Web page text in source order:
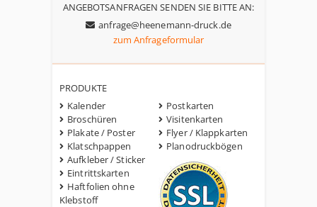
ANGEBOTSANFRAGEN SENDEN SIE BITTE AN:
anfrage@heenemann-druck.de
zum Anfrageformular
PRODUKTE
Kalender
Broschüren
Plakate / Poster
Klatschpappen
Aufkleber / Sticker
Eintrittskarten
Haftfolien ohne
Klebstoff
Postkarten
Visitenkarten
Flyer / Klappkarten
Planodruckbögen